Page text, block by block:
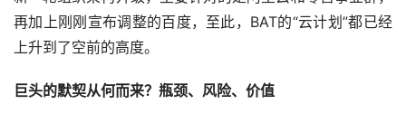
再加上刚刚宣布调整的百度，至此，BAT的“云计划”都已经
上升到了空前的高度。
巨头的默契从何而来？瓶颈、风险、价值